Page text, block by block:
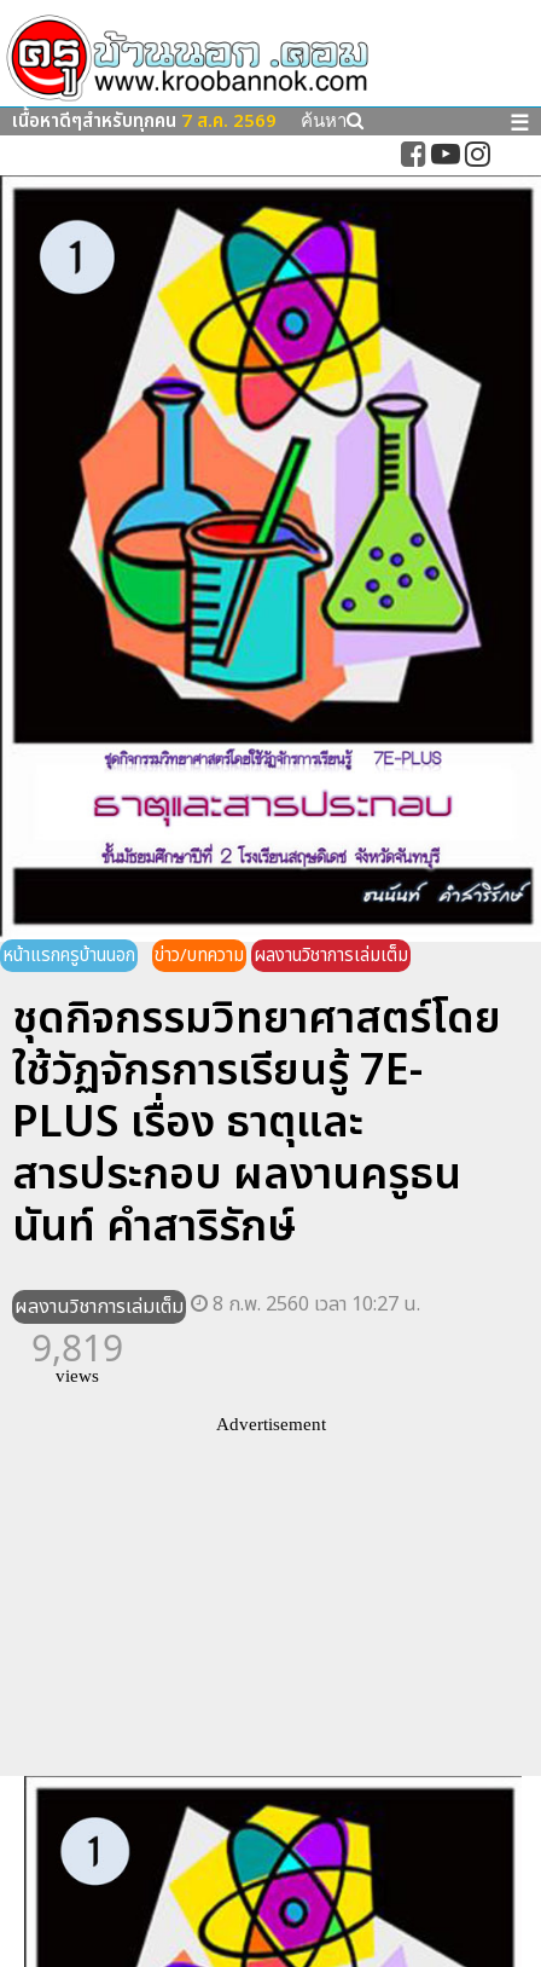
เนื้อหาดีๆสำหรับทุกคน 7 ส.ค. 2569 ค้นหา ☰
หน้าแรกครูบ้านนอก ข่าว/บทความ ผลงานวิชาการเล่มเต็ม
ชุดกิจกรรมวิทยาศาสตร์โดย
ใช้วัฏจักรการเรียนรู้ 7E-
PLUS เรื่อง ธาตุและ
สารประกอบ ผลงานครูธน
นันท์ คำสาริรักษ์
ผลงานวิชาการเล่มเต็ม 8 ก.พ. 2560 เวลา 10:27 น.
9,819
views
Advertisement